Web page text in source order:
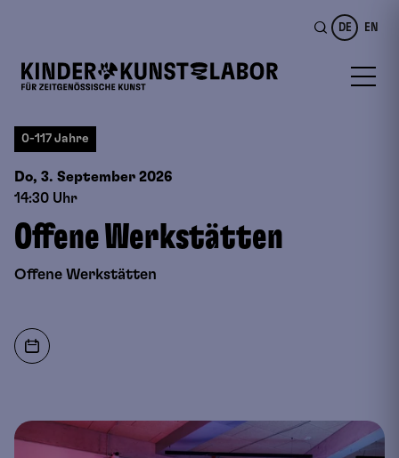
DE EN
0-117 Jahre
Do, 3. September 2026
14:30 Uhr
Offene Werkstätten
Offene Werkstätten